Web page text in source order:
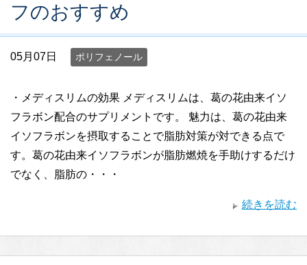
フのおすすめ
05月07日 ポリフェノール
・メディスリムの効果 メディスリムは、葛の花由来イソ
フラボン配合のサプリメントです。 魅力は、葛の花由来
イソフラボンを摂取することで脂肪対策が対できる点で
す。葛の花由来イソフラボンが脂肪燃焼を手助けするだけ
でなく、脂肪の・・・
続きを読む